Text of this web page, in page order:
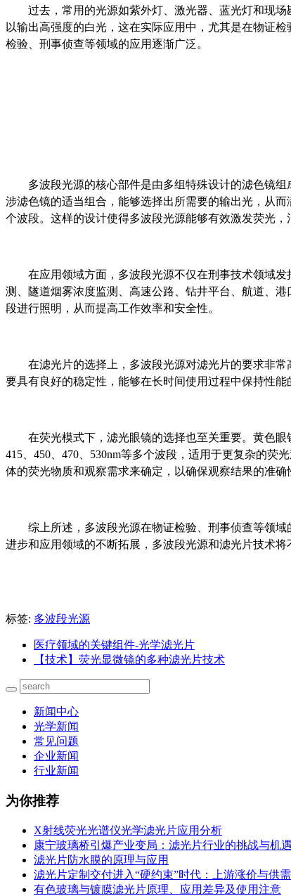
过去，常用的光源如紫外灯、激光器、蓝光灯和现
以输出高强度的白光，这在实际应用中，尤其是在物证
检验、刑事侦查等领域的应用逐渐广泛。
多波段光源的核心部件是由多组特殊设计的滤色镜
涉滤色镜的适当组合，能够选择出所需要的输出光，从
个波段。这样的设计使得多波段光源能够有效激发荧光
在应用领域方面，多波段光源不仅在刑事技术领域
测、隧道烟雾浓度监测、高速公路、钻井平台、航道、
段进行照明，从而提高工作效率和安全性。
在滤光片的选择上，多波段光源对滤光片的要求非
要具有良好的稳定性，能够在长时间使用过程中保持性
在荧光模式下，滤光眼镜的选择也至关重要。黄色
415、450、470、530nm等多个波段，适用于更复杂的
体的荧光物质和观察需求来确定，以确保观察结果的准确
综上所述，多波段光源在物证检验、刑事侦查等领
进步和应用领域的不断拓展，多波段光源和滤光片技术
标签: 多波段光源
医疗领域的关键组件-光学滤光片
【技术】荧光显微镜的多种滤光片技术
新闻中心
光学新闻
常见问题
企业新闻
行业新闻
为你推荐
X射线荧光光谱仪光学滤光片应用分析
康宁玻璃桥引爆产业变局：滤光片行业的挑战与机遇
滤光片防水膜的原理与应用
滤光片定制交付进入“硬约束”时代：上游涨价与供
有色玻璃与镀膜滤光片原理、应用差异及使用注意